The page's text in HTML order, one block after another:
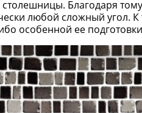
Благодаря
любой сложный угол. К
особенной ее